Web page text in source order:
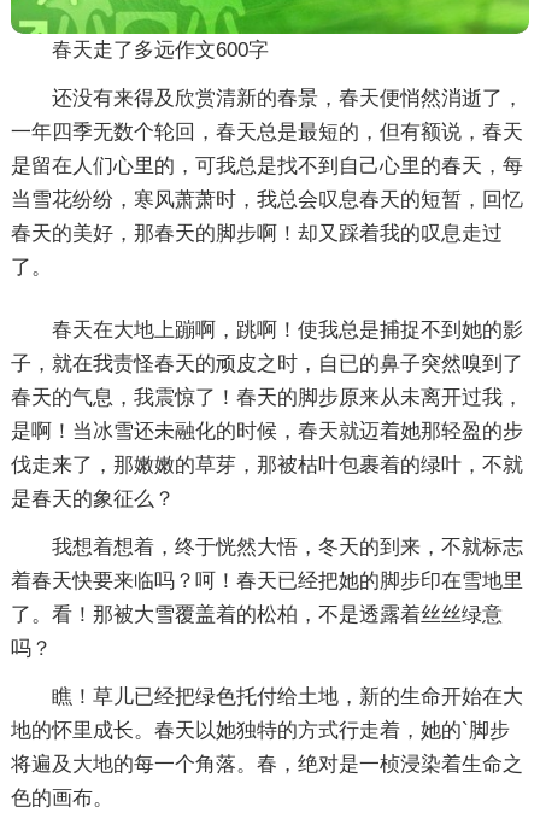
春天走了多远作文600字
还没有来得及欣赏清新的春景，春天便悄然消逝了，
一年四季无数个轮回，春天总是最短的，但有额说，春天
是留在人们心里的，可我总是找不到自己心里的春天，每
当雪花纷纷，寒风萧萧时，我总会叹息春天的短暂，回忆
春天的美好，那春天的脚步啊！却又踩着我的叹息走过
了。
春天在大地上蹦啊，跳啊！使我总是捕捉不到她的影
子，就在我责怪春天的顽皮之时，自已的鼻子突然嗅到了
春天的气息，我震惊了！春天的脚步原来从未离开过我，
是啊！当冰雪还未融化的时候，春天就迈着她那轻盈的步
伐走来了，那嫩嫩的草芽，那被枯叶包裹着的绿叶，不就
是春天的象征么？
我想着想着，终于恍然大悟，冬天的到来，不就标志
着春天快要来临吗？呵！春天已经把她的脚步印在雪地里
了。看！那被大雪覆盖着的松柏，不是透露着丝丝绿意
吗？
瞧！草儿已经把绿色托付给土地，新的生命开始在大
地的怀里成长。春天以她独特的方式行走着，她的`脚步
将遍及大地的每一个角落。春，绝对是一桢浸染着生命之
色的画布。